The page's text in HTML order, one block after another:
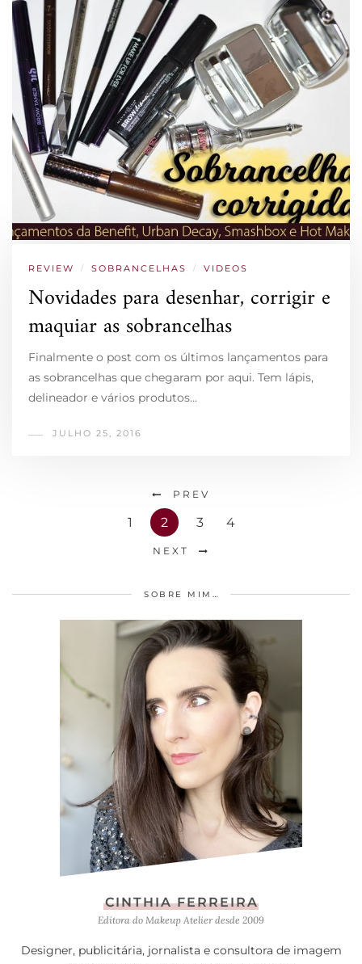
REVIEW / SOBRANCELHAS / VIDEOS
Novidades para desenhar, corrigir e
maquiar as sobrancelhas
Finalmente o post com os últimos lançamentos para
as sobrancelhas que chegaram por aqui. Tem lápis,
delineador e vários produtos…
JULHO 25, 2016
PREV
1 2 3 4
NEXT
SOBRE MIM…
CINTHIA FERREIRA
Editora do Makeup Atelier desde 2009
Designer, publicitária, jornalista e consultora de imagem